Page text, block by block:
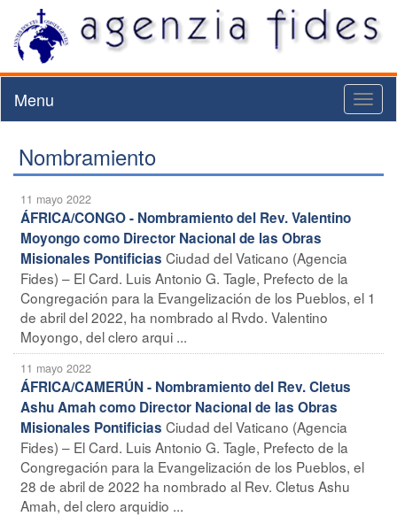
Menu
Nombramiento
11 mayo 2022
ÁFRICA/CONGO - Nombramiento del Rev. Valentino
Moyongo como Director Nacional de las Obras
Misionales Pontificias Ciudad del Vaticano (Agencia
Fides) – El Card. Luis Antonio G. Tagle, Prefecto de la
Congregación para la Evangelización de los Pueblos, el 1
de abril del 2022, ha nombrado al Rvdo. Valentino
Moyongo, del clero arqui ...
11 mayo 2022
ÁFRICA/CAMERÚN - Nombramiento del Rev. Cletus
Ashu Amah como Director Nacional de las Obras
Misionales Pontificias Ciudad del Vaticano (Agencia
Fides) – El Card. Luis Antonio G. Tagle, Prefecto de la
Congregación para la Evangelización de los Pueblos, el
28 de abril de 2022 ha nombrado al Rev. Cletus Ashu
Amah, del clero arquidio ...